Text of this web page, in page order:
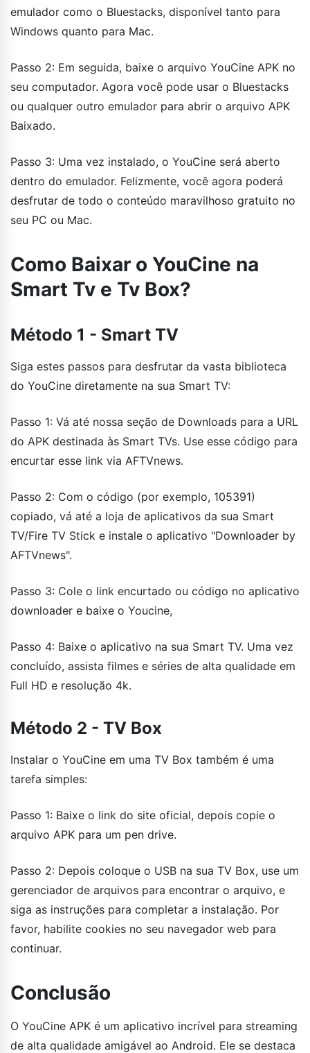
emulador como o Bluestacks, disponível tanto para
Windows quanto para Mac.
Passo 2: Em seguida, baixe o arquivo YouCine APK no
seu computador. Agora você pode usar o Bluestacks
ou qualquer outro emulador para abrir o arquivo APK
Baixado.
Passo 3: Uma vez instalado, o YouCine será aberto
dentro do emulador. Felizmente, você agora poderá
desfrutar de todo o conteúdo maravilhoso gratuito no
seu PC ou Mac.
Como Baixar o YouCine na
Smart Tv e Tv Box?
Método 1 - Smart TV
Siga estes passos para desfrutar da vasta biblioteca
do YouCine diretamente na sua Smart TV:
Passo 1: Vá até nossa seção de Downloads para a URL
do APK destinada às Smart TVs. Use esse código para
encurtar esse link via AFTVnews.
Passo 2: Com o código (por exemplo, 105391)
copiado, vá até a loja de aplicativos da sua Smart
TV/Fire TV Stick e instale o aplicativo "Downloader by
AFTVnews".
Passo 3: Cole o link encurtado ou código no aplicativo
downloader e baixe o Youcine,
Passo 4: Baixe o aplicativo na sua Smart TV. Uma vez
concluído, assista filmes e séries de alta qualidade em
Full HD e resolução 4k.
Método 2 - TV Box
Instalar o YouCine em uma TV Box também é uma
tarefa simples:
Passo 1: Baixe o link do site oficial, depois copie o
arquivo APK para um pen drive.
Passo 2: Depois coloque o USB na sua TV Box, use um
gerenciador de arquivos para encontrar o arquivo, e
siga as instruções para completar a instalação. Por
favor, habilite cookies no seu navegador web para
continuar.
Conclusão
O YouCine APK é um aplicativo incrível para streaming
de alta qualidade amigável ao Android. Ele se destaca